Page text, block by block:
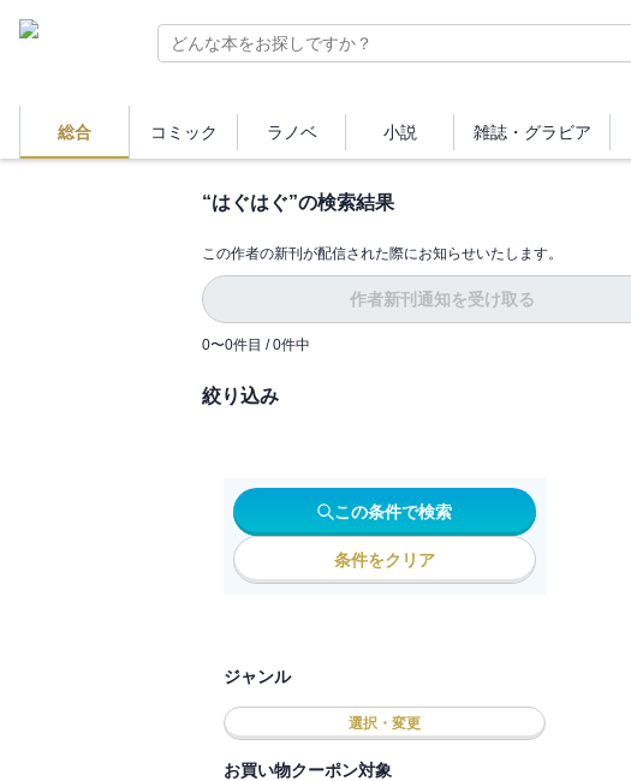
総合 コミック ラノベ 小説 雑誌・ グラビア
“はぐはぐ”の検索結果
この作者の新刊が配信された際にお知らせいたします。
作者新刊通知を受け取る
0〜0件目 / 0件中
絞り込み
この条件で検索
条件をクリア
ジャンル
選択・変更
お買い物クーポン対象